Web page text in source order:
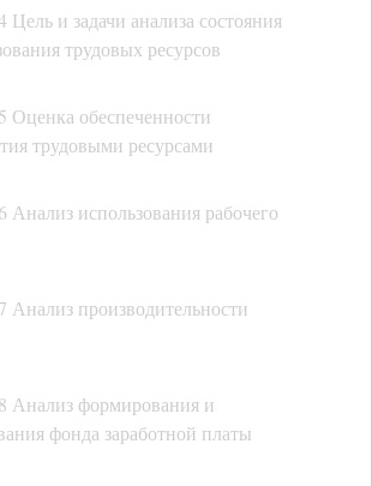
Цель и задачи анализа состояния
трудовых ресурсов
Оценка обеспеченности
трудовыми ресурсами
Анализ использования рабочего
Анализ производительности
Анализ формирования и
фонда заработной платы